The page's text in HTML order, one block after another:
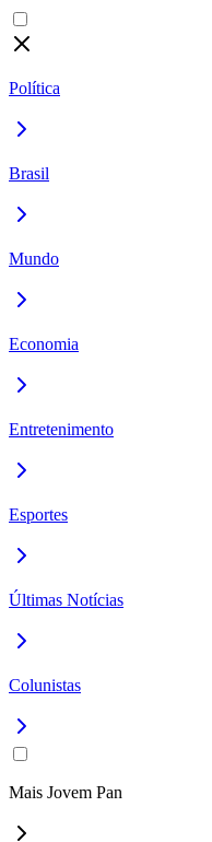
Política
Brasil
Mundo
Economia
Entretenimento
Esportes
Últimas Notícias
Colunistas
Mais Jovem Pan